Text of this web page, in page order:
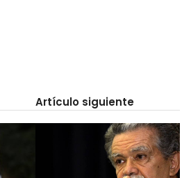
Artículo siguiente